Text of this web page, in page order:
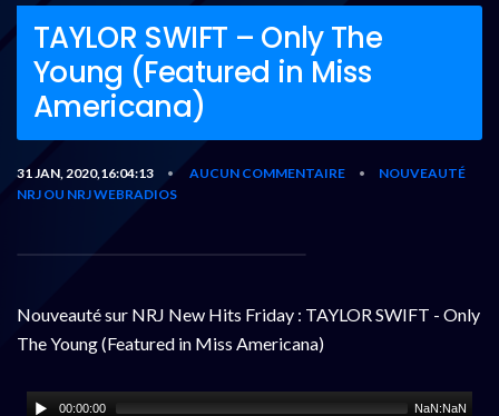
TAYLOR SWIFT – Only The
Young (Featured in Miss
Americana)
31 JAN, 2020,16:04:13 • AUCUN COMMENTAIRE •
NOUVEAUTÉ
NRJ OU NRJ WEBRADIOS
Nouveauté sur NRJ New Hits Friday : TAYLOR SWIFT - Only
The Young (Featured in Miss Americana)
00:00:00 NaN:NaN